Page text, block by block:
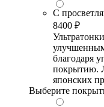
С
8400 ₽
благодаря
покрытию.
японских
Выберите